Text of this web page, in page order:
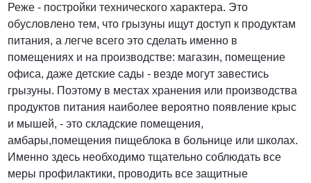
Реже - постройки технического характера. Это
обусловлено тем, что грызуны ищут доступ к продуктам
питания, а легче всего это сделать именно в
помещениях и на производстве: магазин, помещение
офиса, даже детские сады - везде могут завестись
грызуны. Поэтому в местах хранения или производства
продуктов питания наиболее вероятно появление крыс
и мышей, - это складские помещения,
амбары,помещения пищеблока в больнице или школах.
Именно здесь необходимо тщательно соблюдать все
меры профилактики, проводить все защитные